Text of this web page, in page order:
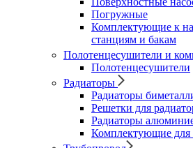
Погружные
Комплектующие к
станциям и бакам
Полотенцесушители и
Полотенцесушители
Радиаторы
Радиаторы
Решетки для
Радиаторы
Комплектующие для